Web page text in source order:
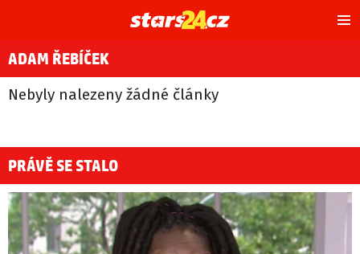
ADAM ŘEBÍČEK
Nebyly nalezeny žádné články
PRÁVĚ SE STALO